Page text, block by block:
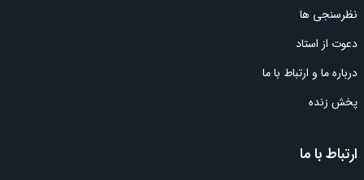
نظرسنجی ها
دعوت از استاد
درباره ما و ارتباط با ما
پخش زنده
ارتباط با ما